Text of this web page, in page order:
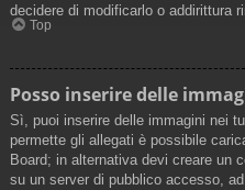
decidere di modificarlo o addirittura
Top
Posso inserire delle
Sì, puoi inserire delle immagini nei
permette gli allegati è possibile
Board; in alternativa devi creare un
su un server di pubblico accesso,